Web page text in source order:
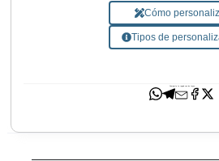
Cómo
Tipos de